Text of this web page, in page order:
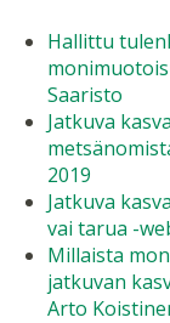
Hallittu
Saaristo
Jatkuva
2019
Jatkuva
vai tarua -
Millaista
jatkuvan
Arto